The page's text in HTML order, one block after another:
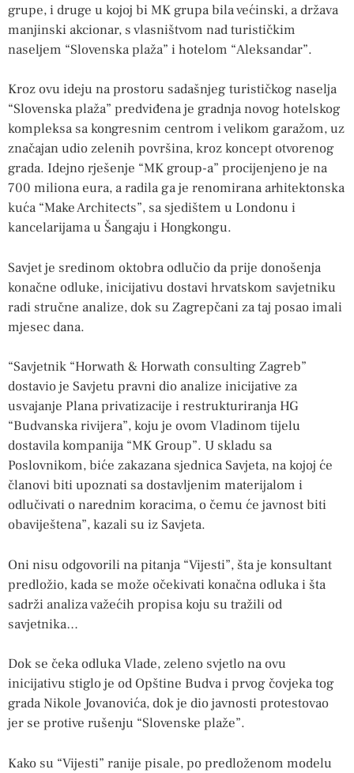
grupe, i druge u kojoj bi MK grupa bila većinski, a država
manjinski akcionar, s vlasništvom nad turističkim
naseljem “Slovenska plaža” i hotelom “Aleksandar”.
Kroz ovu ideju na prostoru sadašnjeg turističkog naselja
“Slovenska plaža” predviđena je gradnja novog hotelskog
kompleksa sa kongresnim centrom i velikom garažom, uz
značajan udio zelenih površina, kroz koncept otvorenog
grada. Idejno rješenje “MK group-a” procijenjeno je na
700 miliona eura, a radila ga je renomirana arhitektonska
kuća “Make Architects”, sa sjedištem u Londonu i
kancelarijama u Šangaju i Hongkongu.
Savjet je sredinom oktobra odlučio da prije donošenja
konačne odluke, inicijativu dostavi hrvatskom savjetniku
radi stručne analize, dok su Zagrepčani za taj posao imali
mjesec dana.
“Savjetnik “Horwath & Horwath consulting Zagreb”
dostavio je Savjetu pravni dio analize inicijative za
usvajanje Plana privatizacije i restrukturiranja HG
“Budvanska rivijera”, koju je ovom Vladinom tijelu
dostavila kompanija “MK Group”. U skladu sa
Poslovnikom, biće zakazana sjednica Savjeta, na kojoj će
članovi biti upoznati sa dostavljenim materijalom i
odlučivati o narednim koracima, o čemu će javnost biti
obaviještena”, kazali su iz Savjeta.
Oni nisu odgovorili na pitanja “Vijesti”, šta je konsultant
predložio, kada se može očekivati konačna odluka i šta
sadrži analiza važećih propisa koju su tražili od
savjetnika…
Dok se čeka odluka Vlade, zeleno svjetlo na ovu
inicijativu stiglo je od Opštine Budva i prvog čovjeka tog
grada Nikole Jovanovića, dok je dio javnosti protestovao
jer se protive rušenju “Slovenske plaže”.
Kako su “Vijesti” ranije pisale, po predloženom modelu